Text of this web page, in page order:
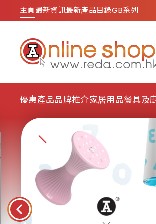
主頁最新資訊最新產品目錄GB系列
優惠產品品牌推介家居用品餐具及